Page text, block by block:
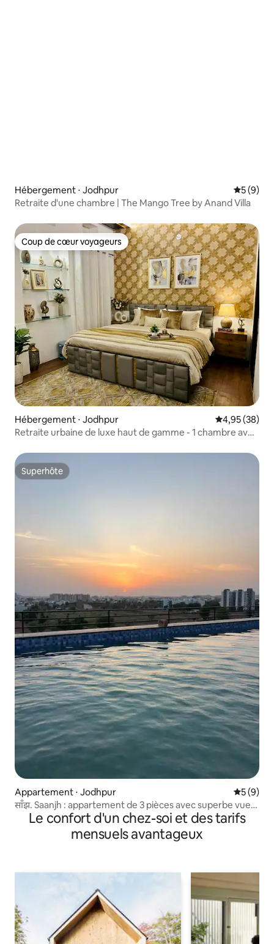
Hébergement ⋅ Jodhpur
5 (9)
Retraite d'une chambre | The Mango Tree by Anand Villa
Coup de cœur voyageurs
Coup de cœur voyageurs
Hébergement ⋅ Jodhpur Évaluation
4,95 (38)
Retraite urbaine de luxe haut de gamme - 1 chambre avec
Superhôte
Superhôte
Appartement ⋅ Jodhpur
5 (9)
साँझ. Saanjh : appartement de 3 pièces avec superbe vue
sur le coucher du soleil
Le confort d'un chez-soi et des tarifs
mensuels avantageux